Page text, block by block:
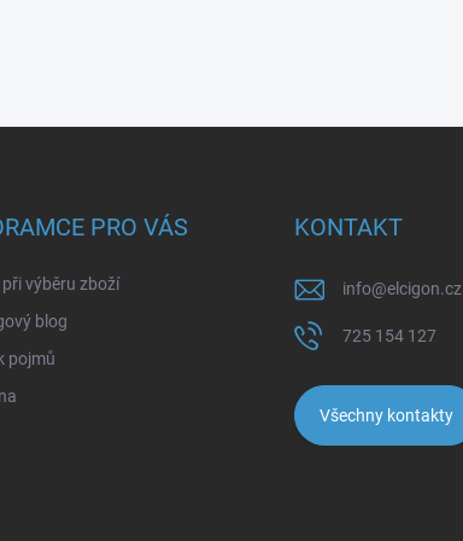
PRO VÁS
při výběru zboží
blog
pojmů
KONTAKT
info@elcigon.cz
725 154 127
Všechny kontakty